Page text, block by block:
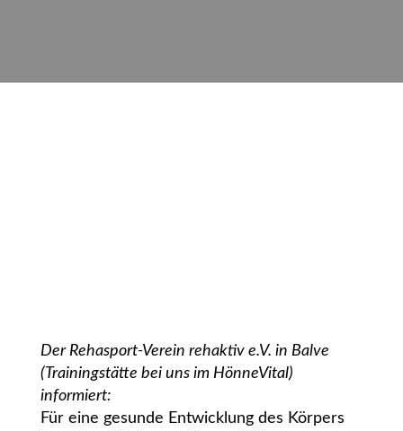
Der Rehasport-Verein rehaktiv e.V. in Balve
(Trainingstätte bei uns im HönneVital)
informiert:
Für eine gesunde Entwicklung des Körpers